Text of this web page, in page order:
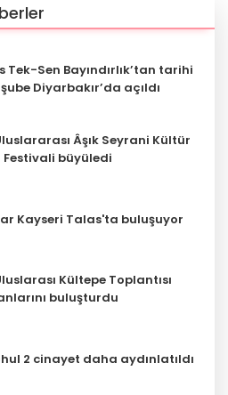
Tek-Sen Bayındırlık’tan tarihi
Diyarbakır’da açıldı
Âşık Seyrani Kültür
büyüledi
Kayseri Talas'ta buluşuyor
Kültepe Toplantısı
buluşturdu
2 cinayet daha aydınlatıldı